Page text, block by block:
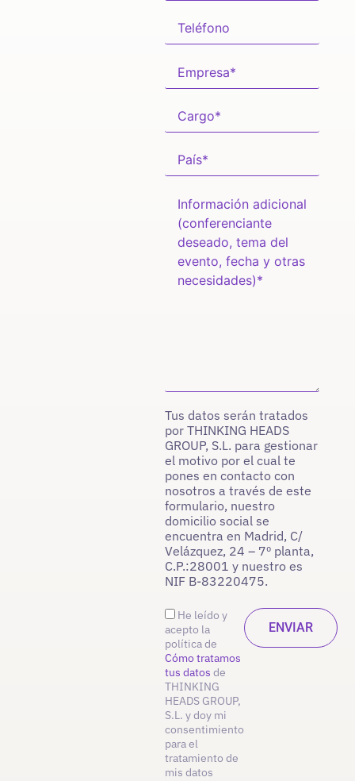
Tus datos serán tratados
por THINKING HEADS
GROUP, S.L. para gestionar
el motivo por el cual te
pones en contacto con
nosotros a través de este
formulario, nuestro
domicilio social se
encuentra en Madrid, C/
Velázquez, 24 – 7º planta,
C.P.:28001 y nuestro es
NIF B-83220475.
He leído y
acepto la
política de
Cómo tratamos
tus datos de
THINKING
HEADS GROUP,
S.L. y doy mi
consentimiento
para el
tratamiento de
mis datos